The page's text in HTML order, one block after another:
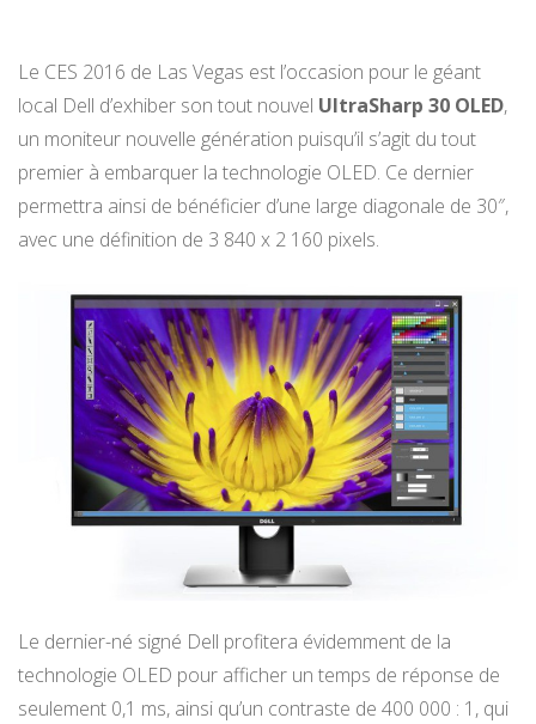
Le CES 2016 de Las Vegas est l’occasion pour le géant
local Dell d’exhiber son tout nouvel UltraSharp 30 OLED,
un moniteur nouvelle génération puisqu’il s’agit du tout
premier à embarquer la technologie OLED. Ce dernier
permettra ainsi de bénéficier d’une large diagonale de 30″,
avec une définition de 3 840 x 2 160 pixels.
Le dernier-né signé Dell profitera évidemment de la
technologie OLED pour afficher un temps de réponse de
seulement 0,1 ms, ainsi qu’un contraste de 400 000 : 1, qui